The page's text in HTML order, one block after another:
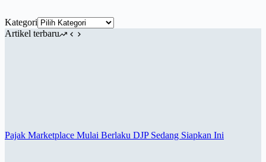
Kategori
Artikel terbaru
Pajak Marketplace Mulai Berlaku DJP Sedang Siapkan Ini